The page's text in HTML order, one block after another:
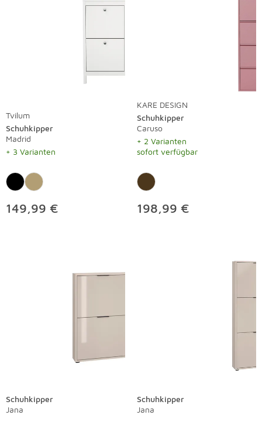
Tvilum
Schuhkipper
Madrid
+ 3 Varianten
149,99 €
KARE DESIGN
Schuhkipper
Caruso
+ 2 Varianten
sofort verfügbar
198,99 €
Schuhkipper
Jana
Schuhkipper
Jana